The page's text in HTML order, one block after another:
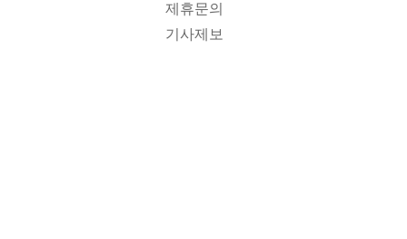
제휴문의
기사제보